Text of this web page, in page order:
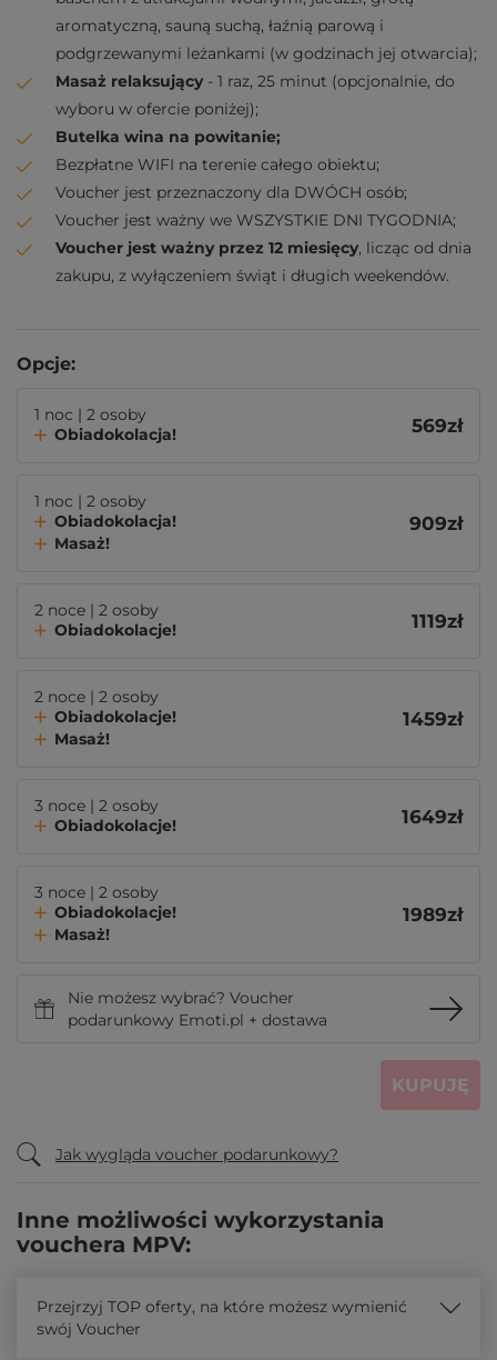
aromatyczną, sauną suchą, łaźnią parową i
podgrzewanymi leżankami (w godzinach jej otwarcia);
Masaż relaksujący - 1 raz, 25 minut (opcjonalnie, do
wyboru w ofercie poniżej);
Butelka wina na powitanie;
Bezpłatne WIFI na terenie całego obiektu;
Voucher jest przeznaczony dla DWÓCH osób;
Voucher jest ważny we WSZYSTKIE DNI TYGODNIA;
Voucher jest ważny przez 12 miesięcy, licząc od dnia
zakupu, z wyłączeniem świąt i długich weekendów.
Opcje:
1 noc | 2 osoby
Obiadokolacja!
569zł
1 noc | 2 osoby
Obiadokolacja!
Masaż!
909zł
2 noce | 2 osoby
Obiadokolacje!
1119zł
2 noce | 2 osoby
Obiadokolacje!
Masaż!
1459zł
3 noce | 2 osoby
Obiadokolacje!
1649zł
3 noce | 2 osoby
Obiadokolacje!
Masaż!
1989zł
Nie możesz wybrać? Voucher
podarunkowy Emoti.pl + dostawa
KUPUJĘ
Jak wygląda voucher podarunkowy?
Inne możliwości wykorzystania
vouchera MPV:
Przejrzyj TOP oferty, na które możesz wymienić
swój Voucher